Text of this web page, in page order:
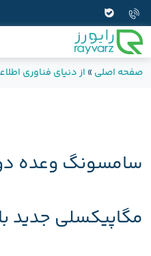
صفحه اصلی » از دنیای فناوری
مگاپیکسلی جدید با